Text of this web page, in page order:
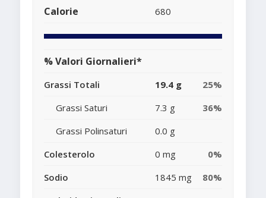
Calorie 680
% Valori Giornalieri*
Grassi Totali 19.4 g
25%
Grassi Saturi
7.3 g
36%
Grassi Polinsaturi
0.0 g
Colesterolo
0 mg
0%
Sodio
1845 mg
80%